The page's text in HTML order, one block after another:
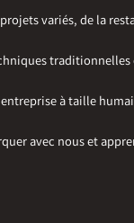
variés, de la
à taille
avec nous et